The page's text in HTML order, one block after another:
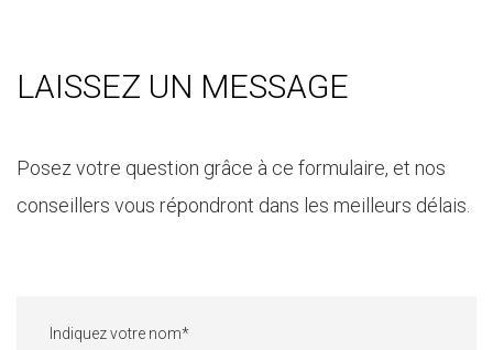
LAISSEZ UN MESSAGE
Posez votre question grâce à ce formulaire, et nos
conseillers vous répondront dans les meilleurs délais.